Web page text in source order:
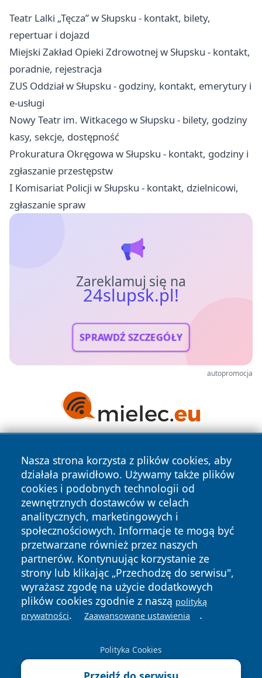
Teatr Lalki „Tęcza” w Słupsku - kontakt, bilety,
repertuar i dojazd
Miejski Zakład Opieki Zdrowotnej w Słupsku - kontakt,
poradnie, rejestracja
ZUS Oddział w Słupsku - godziny, kontakt, emerytury i
e-usługi
Nowy Teatr im. Witkacego w Słupsku - bilety, godziny
kasy, sekcje, dostępność
Prokuratura Okręgowa w Słupsku - kontakt, godziny i
zgłaszanie przestępstw
I Komisariat Policji w Słupsku - kontakt, dzielnicowi,
zgłaszanie spraw
Zareklamuj się na
24slupsk.pl!
SPRAWDŹ SZCZEGÓŁY
autopromocja
Nasza strona korzysta z plików cookies, aby
działała prawidłowo. Używamy także plików
cookies i podobnych technologii od
zewnętrznych dostawców w celach
analitycznych, marketingowych i
społecznościowych. Informacje te mogą być
przetwarzane również przez naszych
partnerów. Kontynuując korzystanie ze
strony lub klikając „Przechodzę do serwisu",
wyrażasz zgodę na użycie dodatkowych
plików cookies zgodnie z naszą polityką
prywatności. Zaawansowane ustawienia .
Polityka Cookies
Copyright © 2026 24slupsk.pl Wszystkie prawa zastrzeżone.
News Autorzy
Polityka
Prywatności
Polityka
Cookies